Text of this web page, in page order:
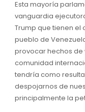
Esta mayoría
vanguardia
Trump que tienen el
pueblo de
provocar hechos de
comunidad
tendría como
despojarnos de
principalmente la